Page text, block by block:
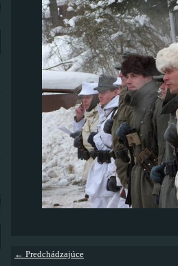
← Predchádzajúce